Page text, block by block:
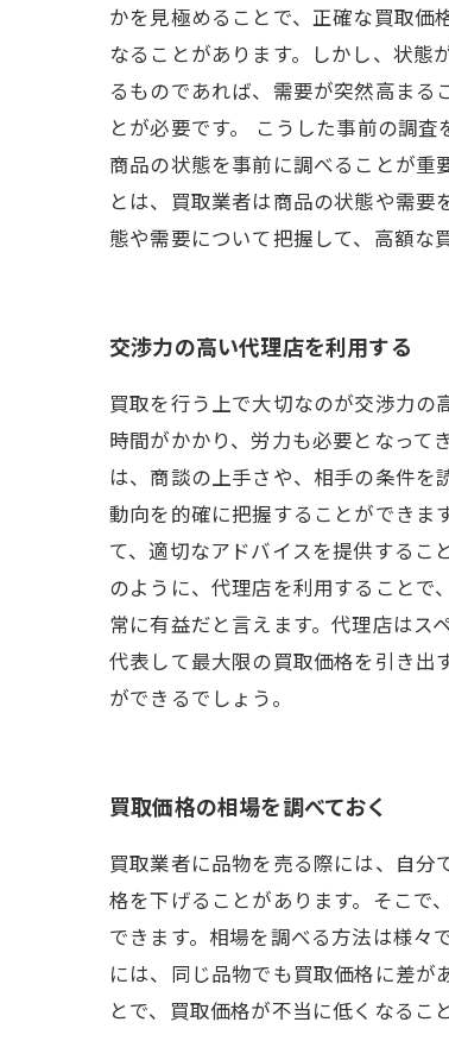
かを見極めることで、正確な買取価
なることがあります。しかし、状
るものであれば、需要が突然高ま
とが必要です。 こうした事前の調
商品の状態を事前に調べることが重
とは、買取業者は商品の状態や需
態や需要について把握して、高額な
交渉力の高い代理店を利用する
買取を行う上で大切なのが交渉力
時間がかかり、労力も必要となって
は、商談の上手さや、相手の条件
動向を的確に把握することができま
て、適切なアドバイスを提供するこ
のように、代理店を利用することで
常に有益だと言えます。代理店はス
代表して最大限の買取価格を引き出
ができるでしょう。
買取価格の相場を調べておく
買取業者に品物を売る際には、自
格を下げることがあります。そこで
できます。相場を調べる方法は様々
には、同じ品物でも買取価格に差が
とで、買取価格が不当に低くなるこ